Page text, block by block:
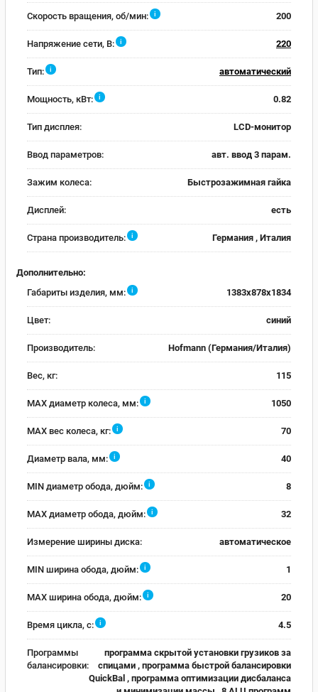
Скорость вращения, об/мин: i 200
Напряжение сети, В: i 220
Тип: i автоматический
Мощность, кВт: i 0.82
Тип дисплея: LCD-монитор
Ввод параметров: авт. ввод 3 парам.
Зажим колеса: Быстрозажимная гайка
Дисплей: есть
Страна производитель: i Германия , Италия
Дополнительно:
Габариты изделия, мм:
i 1383x878x1834
Цвет: синий
Производитель: Hofmann (Германия/Италия)
Вес, кг: 115
MAX диаметр колеса, мм: i 1050
MAX вес колеса, кг: i 70
Диаметр вала, мм: i 40
MIN диаметр обода, дюйм: i 8
MAX диаметр обода, дюйм: i 32
Измерение ширины диска: автоматическое
MIN ширина обода, дюйм: i 1
MAX ширина обода, дюйм: i 20
Время цикла, с: i 4.5
Программы
балансировки:
программа скрытой установки грузиков за
спицами , программа быстрой балансировки
QuickBal , программа оптимизации дисбаланса